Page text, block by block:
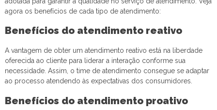
agora os benefícios de cada tipo de atendimento:
Benefícios do atendimento reativo
A vantagem de obter um atendimento reativo está na liberdade
oferecida ao cliente para liderar a interação conforme sua
necessidade. Assim, o time de atendimento consegue se adaptar
ao processo atendendo às expectativas dos consumidores.
Benefícios do atendimento proativo